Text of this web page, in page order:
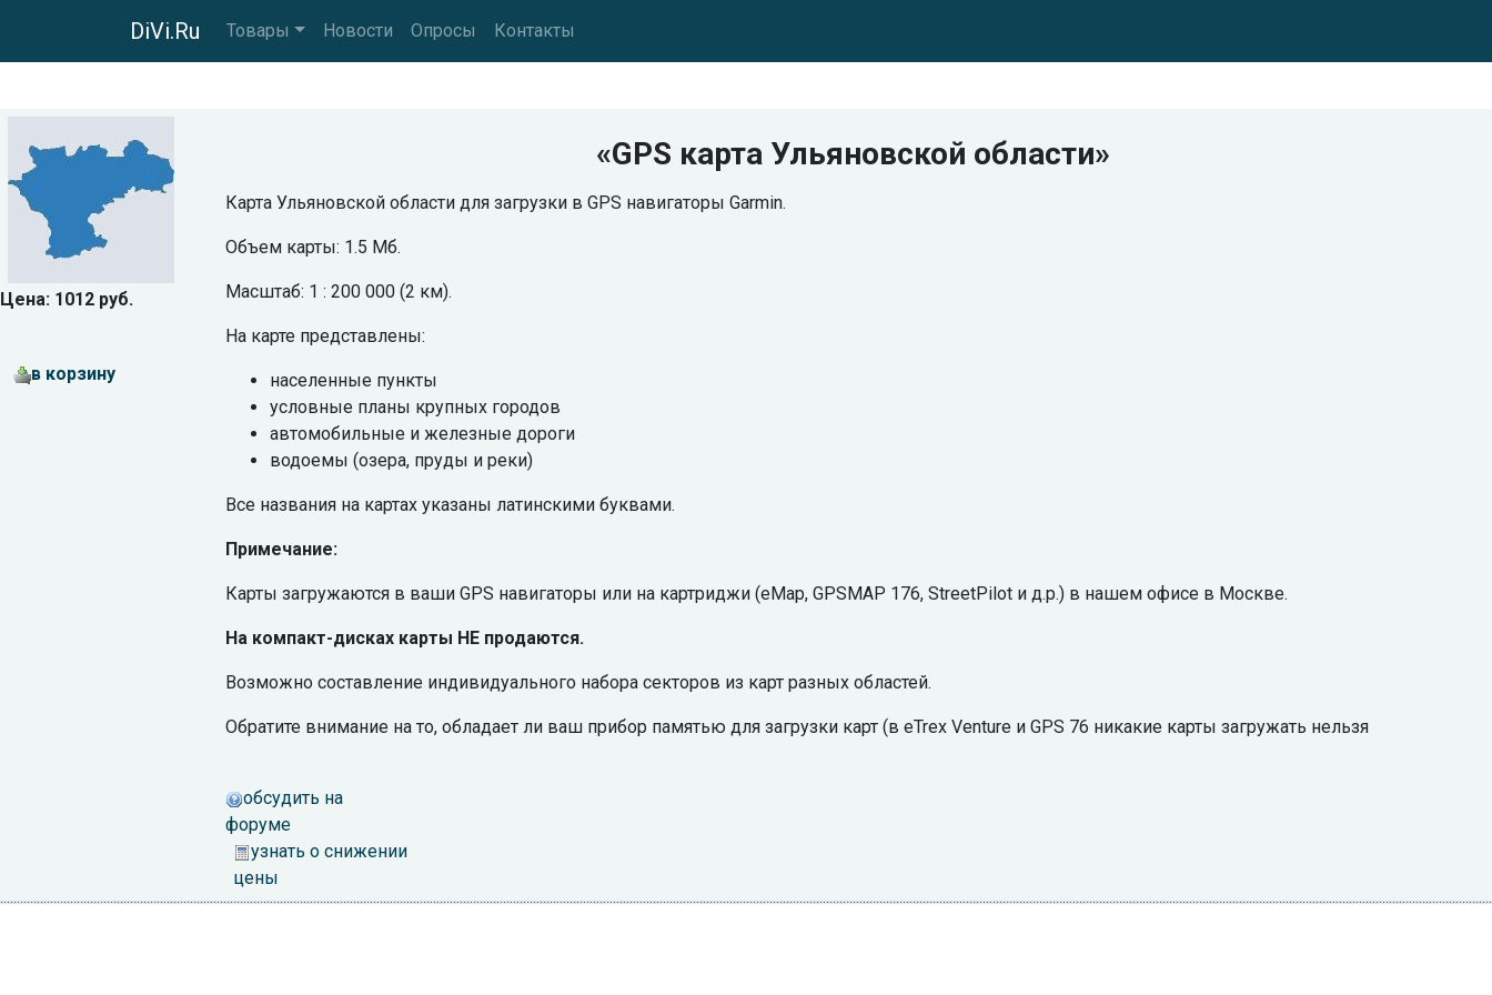
DiVi.Ru Товары Новости Опросы Контакты
Цена: 1012 руб.
в корзину
«GPS карта Ульяновской области»
Карта Ульяновской области для загрузки в GPS навигаторы Garmin.
Объем карты: 1.5 Мб.
Масштаб: 1 : 200 000 (2 км).
На карте представлены:
населенные пункты
условные планы крупных городов
автомобильные и железные дороги
водоемы (озера, пруды и реки)
Все названия на картах указаны латинскими буквами.
Примечание:
Карты загружаются в ваши GPS навигаторы или на картриджи (eMap, GPSMAP 176, StreetPilot и д.р.) в нашем офисе в Москве.
На компакт-дисках карты НЕ продаются.
Возможно составление индивидуального набора секторов из карт разных областей.
Обратите внимание на то, обладает ли ваш прибор памятью для загрузки карт (в eTrex Venture и GPS 76 никакие карты загружать нельзя
обсудить на
форуме
узнать о снижении
цены